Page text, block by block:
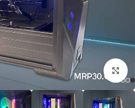
برای بزرگنمایی کلیک کنید